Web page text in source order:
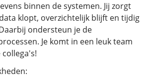
binnen de systemen. Jij zorgt
klopt, overzichtelijk blijft en tijdig
ondersteun je de
Je komt in een leuk team